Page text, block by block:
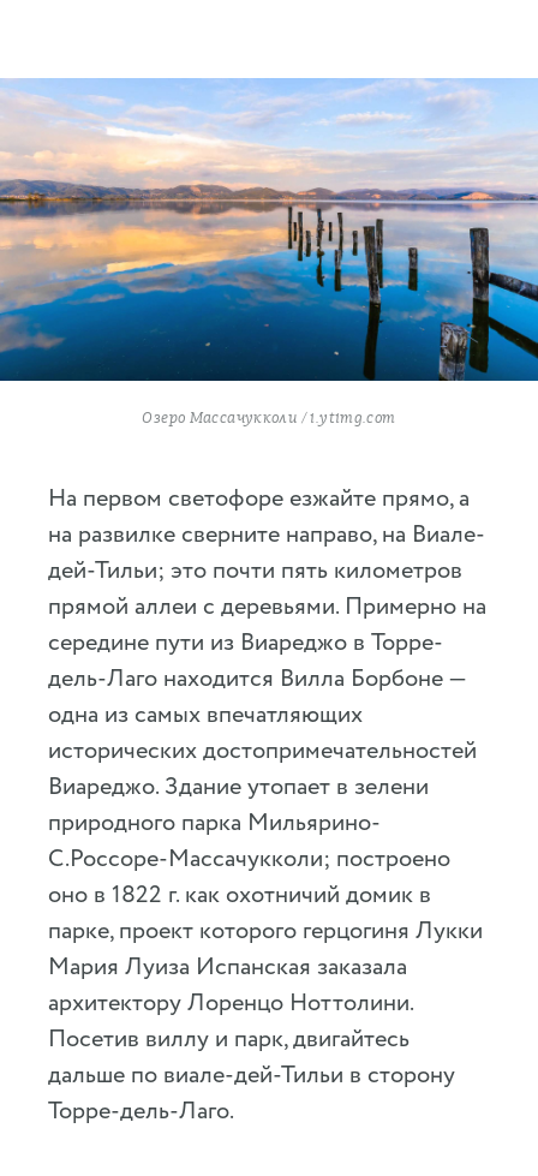
Озеро Массачукколи / i.ytimg.com
На первом светофоре езжайте прямо, а
на развилке сверните направо, на Виале-
дей-Тильи; это почти пять километров
прямой аллеи с деревьями. Примерно на
середине пути из Виареджо в Торре-
дель-Лаго находится Вилла Борбоне —
одна из самых впечатляющих
исторических достопримечательностей
Виареджо. Здание утопает в зелени
природного парка Мильярино-
С.Россоре-Массачукколи; построено
оно в 1822 г. как охотничий домик в
парке, проект которого герцогиня Лукки
Мария Луиза Испанская заказала
архитектору Лоренцо Ноттолини.
Посетив виллу и парк, двигайтесь
дальше по виале-дей-Тильи в сторону
Торре-дель-Лаго.